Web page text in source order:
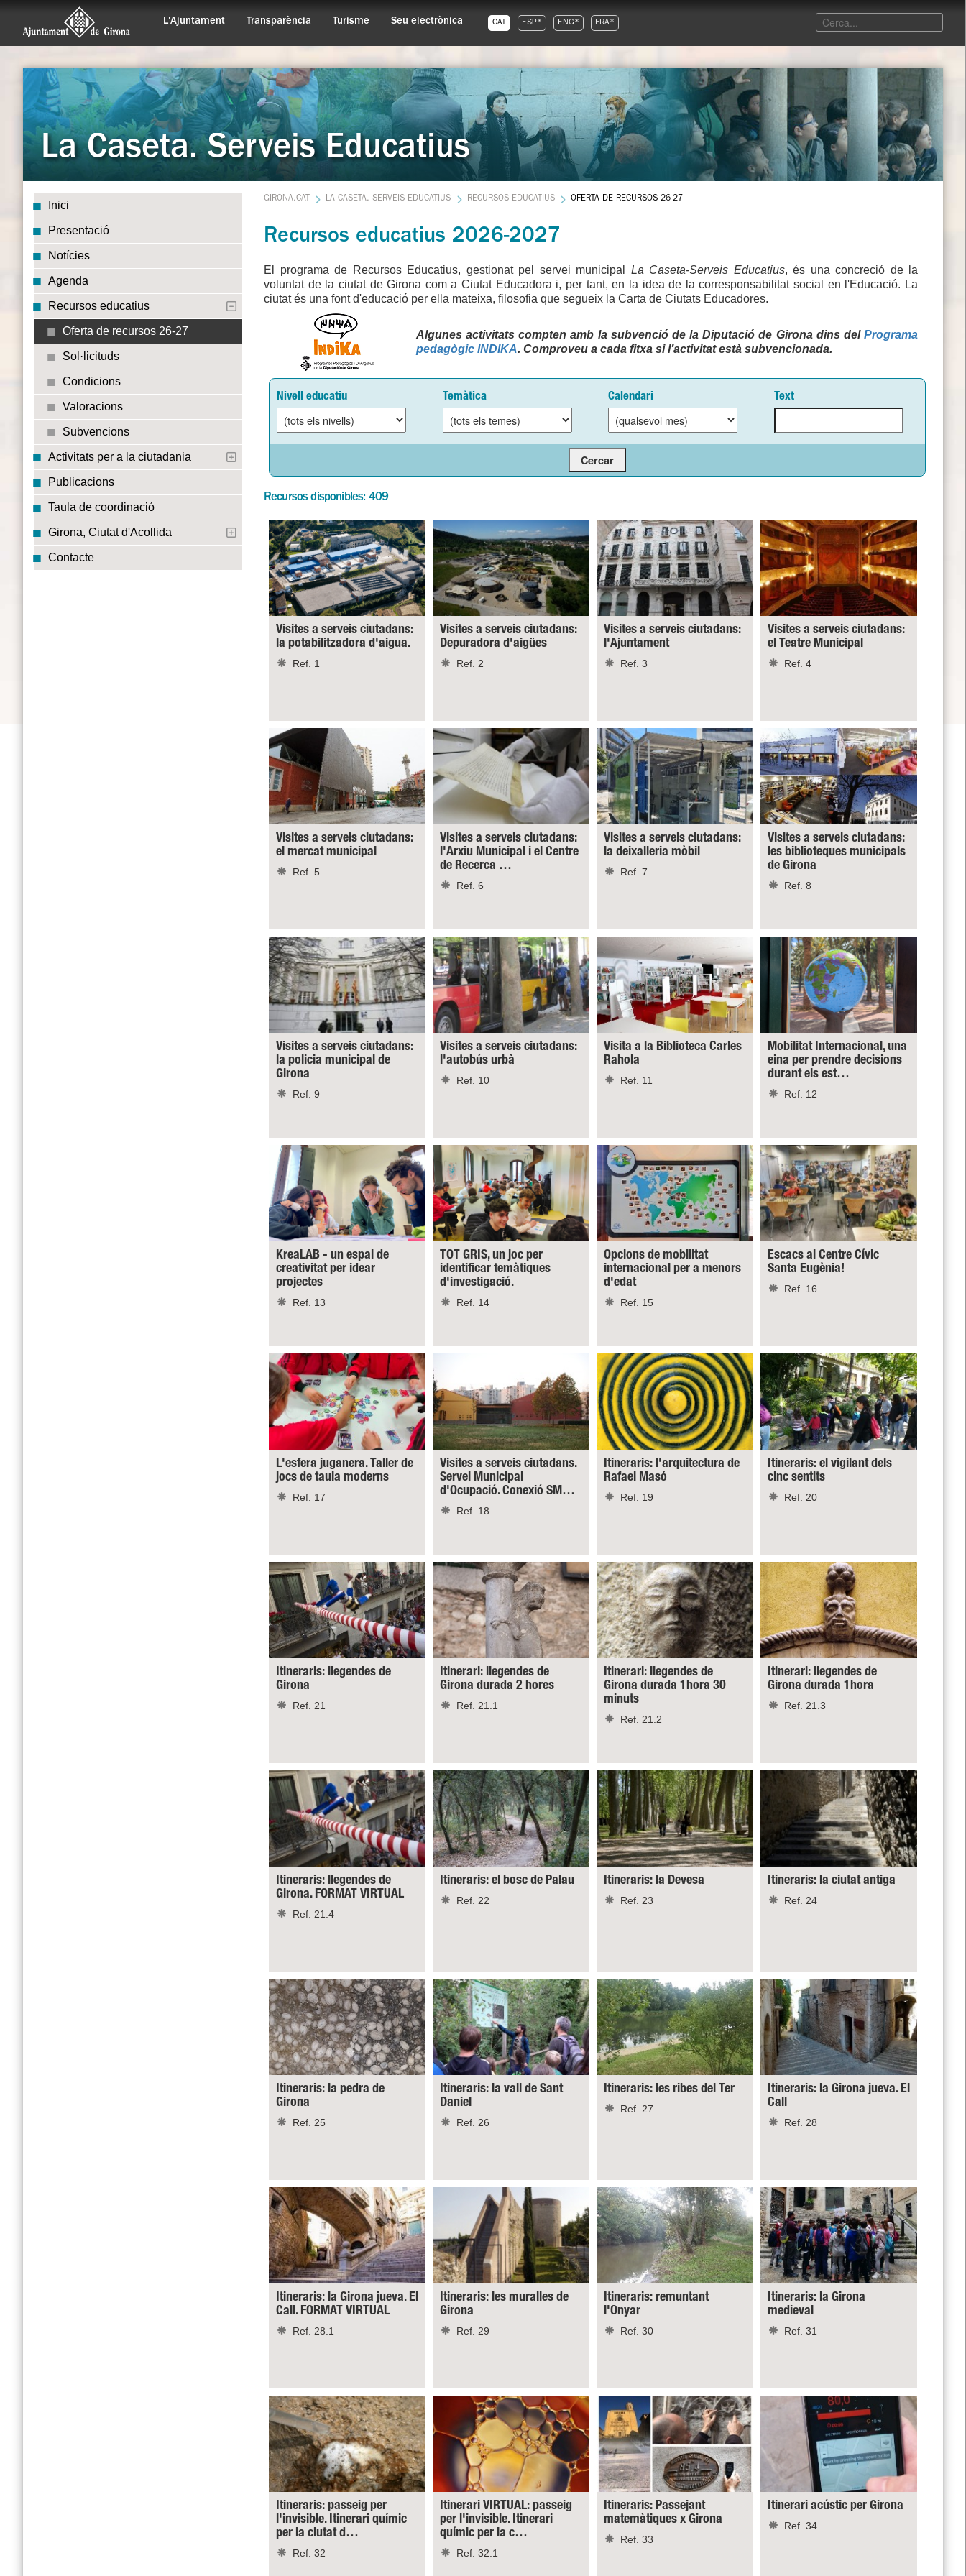
L'Ajuntament Transparència Turisme Seu electrònica CAT ESP* ENG* FRA*
La Caseta. Serveis Educatius
Inici
Presentació
Notícies
Agenda
Recursos educatius
Oferta de recursos 26-27
Sol·licituds
Condicions
Valoracions
Subvencions
Activitats per a la ciutadania
Publicacions
Taula de coordinació
Girona, Ciutat d'Acollida
Contacte
GIRONA.CAT LA CASETA. SERVEIS EDUCATIUS RECURSOS EDUCATIUS OFERTA DE RECURSOS 26-27
Recursos educatius 2026-2027
El programa de Recursos Educatius, gestionat pel servei municipal La Caseta-Serveis Educatius, és una concreció de la
voluntat de la ciutat de Girona com a Ciutat Educadora i, per tant, en la idea de la corresponsabilitat social en l'Educació. La
ciutat és una font d'educació per ella mateixa, filosofia que segueix la Carta de Ciutats Educadores.
Algunes activitats compten amb la subvenció de la Diputació de Girona dins del Programa
pedagògic INDIKA. Comproveu a cada fitxa si l’activitat està subvencionada.
Nivell educatiu Temàtica Calendari Text
Recursos disponibles: 409
Visites a serveis ciutadans:
la potabilitzadora d'aigua.
Ref. 1
Visites a serveis ciutadans:
Depuradora d'aigües
Ref. 2
Visites a serveis ciutadans:
l'Ajuntament
Ref. 3
Visites a serveis ciutadans:
el Teatre Municipal
Ref. 4
Visites a serveis ciutadans:
el mercat municipal
Ref. 5
Visites a serveis ciutadans:
l'Arxiu Municipal i el Centre
de Recerca …
Ref. 6
Visites a serveis ciutadans:
la deixalleria mòbil
Ref. 7
Visites a serveis ciutadans:
les biblioteques municipals
de Girona
Ref. 8
Visites a serveis ciutadans:
la policia municipal de
Girona
Ref. 9
Visites a serveis ciutadans:
l'autobús urbà
Ref. 10
Visita a la Biblioteca Carles
Rahola
Ref. 11
Mobilitat Internacional, una
eina per prendre decisions
durant els est…
Ref. 12
KreaLAB - un espai de
creativitat per idear
projectes
Ref. 13
TOT GRIS, un joc per
identificar temàtiques
d'investigació.
Ref. 14
Opcions de mobilitat
internacional per a menors
d'edat
Ref. 15
Escacs al Centre Cívic
Santa Eugènia!
Ref. 16
L'esfera juganera. Taller de
jocs de taula moderns
Ref. 17
Visites a serveis ciutadans.
Servei Municipal
d'Ocupació. Conexió SM…
Ref. 18
Itineraris: l'arquitectura de
Rafael Masó
Ref. 19
Itineraris: el vigilant dels
cinc sentits
Ref. 20
Itineraris: llegendes de
Girona
Ref. 21
Itinerari: llegendes de
Girona durada 2 hores
Ref. 21.1
Itinerari: llegendes de
Girona durada 1hora 30
minuts
Ref. 21.2
Itinerari: llegendes de
Girona durada 1hora
Ref. 21.3
Itineraris: llegendes de
Girona. FORMAT VIRTUAL
Ref. 21.4
Itineraris: el bosc de Palau
Ref. 22
Itineraris: la Devesa
Ref. 23
Itineraris: la ciutat antiga
Ref. 24
Itineraris: la pedra de
Girona
Ref. 25
Itineraris: la vall de Sant
Daniel
Ref. 26
Itineraris: les ribes del Ter
Ref. 27
Itineraris: la Girona jueva. El
Call
Ref. 28
Itineraris: la Girona jueva. El
Call. FORMAT VIRTUAL
Ref. 28.1
Itineraris: les muralles de
Girona
Ref. 29
Itineraris: remuntant
l'Onyar
Ref. 30
Itineraris: la Girona
medieval
Ref. 31
Itineraris: passeig per
l'invisible. Itinerari químic
per la ciutat d…
Ref. 32
Itinerari VIRTUAL: passeig
per l'invisible. Itinerari
químic per la c…
Ref. 32.1
Itineraris: Passejant
matemàtiques x Girona
Ref. 33
Itinerari acústic per Girona
Ref. 34